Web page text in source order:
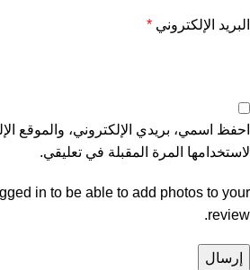
البريد الإلكتروني *
احفظ اسمي، بريدي الإلكتروني، والموقع
لاستخدامها المرة المقبلة في تعليقي.
in to be able to add photos to your
review.